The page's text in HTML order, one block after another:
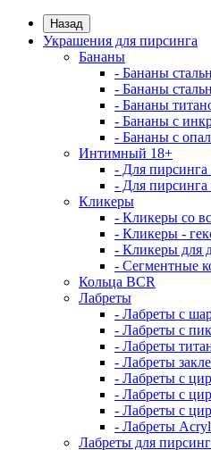
Назад
Украшения для пирсинга
Бананы
- Бананы
- Бананы
- Бананы
- Бананы с
- Бананы с
Интимный 18+
- Для
- Для пирсинга
Кликеры
- Кликеры со
- Кликеры -
- Кликеры для
- Сегментные
Кольца BCR
Лабреты
- Лабреты с
- Лабреты с
- Лабреты
- Лабреты
- Лабреты с
- Лабреты с
- Лабреты с
- Лабреты
Лабреты для